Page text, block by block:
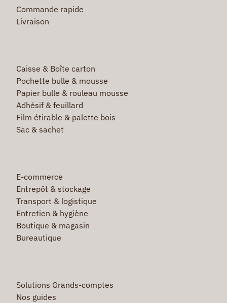
Commande rapide
Livraison
Caisse & Boîte carton
Pochette bulle & mousse
Papier bulle & rouleau mousse
Adhésif & feuillard
Film étirable & palette bois
Sac & sachet
E-commerce
Entrepôt & stockage
Transport & logistique
Entretien & hygiène
Boutique & magasin
Bureautique
Solutions Grands-comptes
Nos guides